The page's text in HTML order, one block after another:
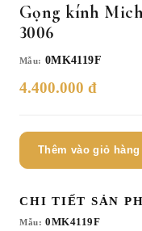
Gọng kính
3006
Mẫu: 0MK4119F
4.400.000 đ
Thêm vào giỏ hàng
CHI TIẾT SẢN
Mẫu: 0MK4119F